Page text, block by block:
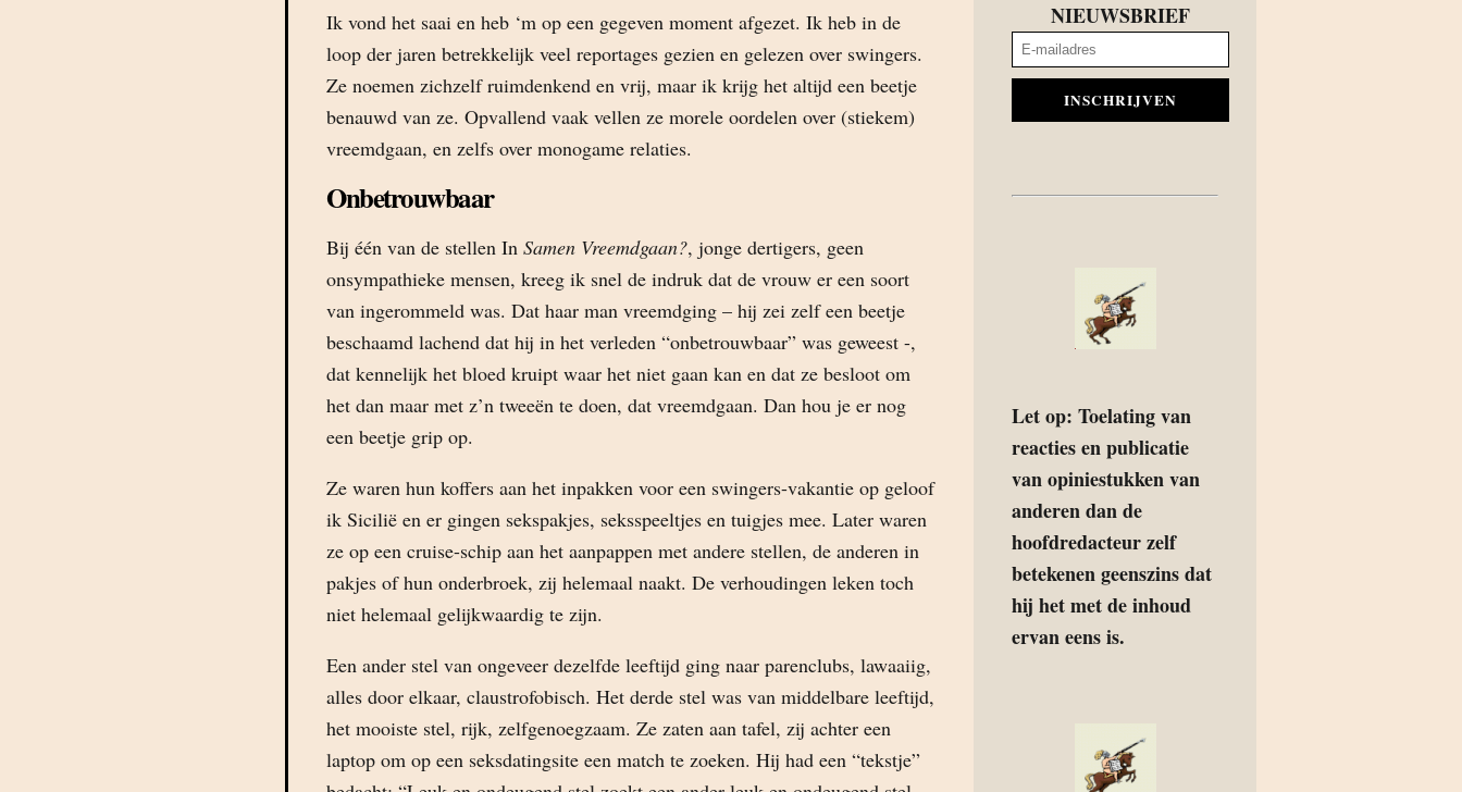
Ik vond het saai en heb ‘m op een gegeven moment afgezet. Ik heb in de
loop der jaren betrekkelijk veel reportages gezien en gelezen over swingers.
Ze noemen zichzelf ruimdenkend en vrij, maar ik krijg het altijd een beetje
benauwd van ze. Opvallend vaak vellen ze morele oordelen over (stiekem)
vreemdgaan, en zelfs over monogame relaties.
Onbetrouwbaar
Bij één van de stellen In Samen Vreemdgaan?, jonge dertigers, geen
onsympathieke mensen, kreeg ik snel de indruk dat de vrouw er een soort
van ingerommeld was. Dat haar man vreemdging – hij zei zelf een beetje
beschaamd lachend dat hij in het verleden “onbetrouwbaar” was geweest -,
dat kennelijk het bloed kruipt waar het niet gaan kan en dat ze besloot om
het dan maar met z’n tweeën te doen, dat vreemdgaan. Dan hou je er nog
een beetje grip op.
Ze waren hun koffers aan het inpakken voor een swingers-vakantie op geloof
ik Sicilië en er gingen sekspakjes, seksspeeltjes en tuigjes mee. Later waren
ze op een cruise-schip aan het aanpappen met andere stellen, de anderen in
pakjes of hun onderbroek, zij helemaal naakt. De verhoudingen leken toch
niet helemaal gelijkwaardig te zijn.
Een ander stel van ongeveer dezelfde leeftijd ging naar parenclubs, lawaaiig,
alles door elkaar, claustrofobisch. Het derde stel was van middelbare leeftijd,
het mooiste stel, rijk, zelfgenoegzaam. Ze zaten aan tafel, zij achter een
laptop om op een seksdatingsite een match te zoeken. Hij had een “tekstje”
NIEUWSBRIEF
INSCHRIJVEN
Let op: Toelating van
reacties en publicatie
van opiniestukken van
anderen dan de
hoofdredacteur zelf
betekenen geenszins dat
hij het met de inhoud
ervan eens is.